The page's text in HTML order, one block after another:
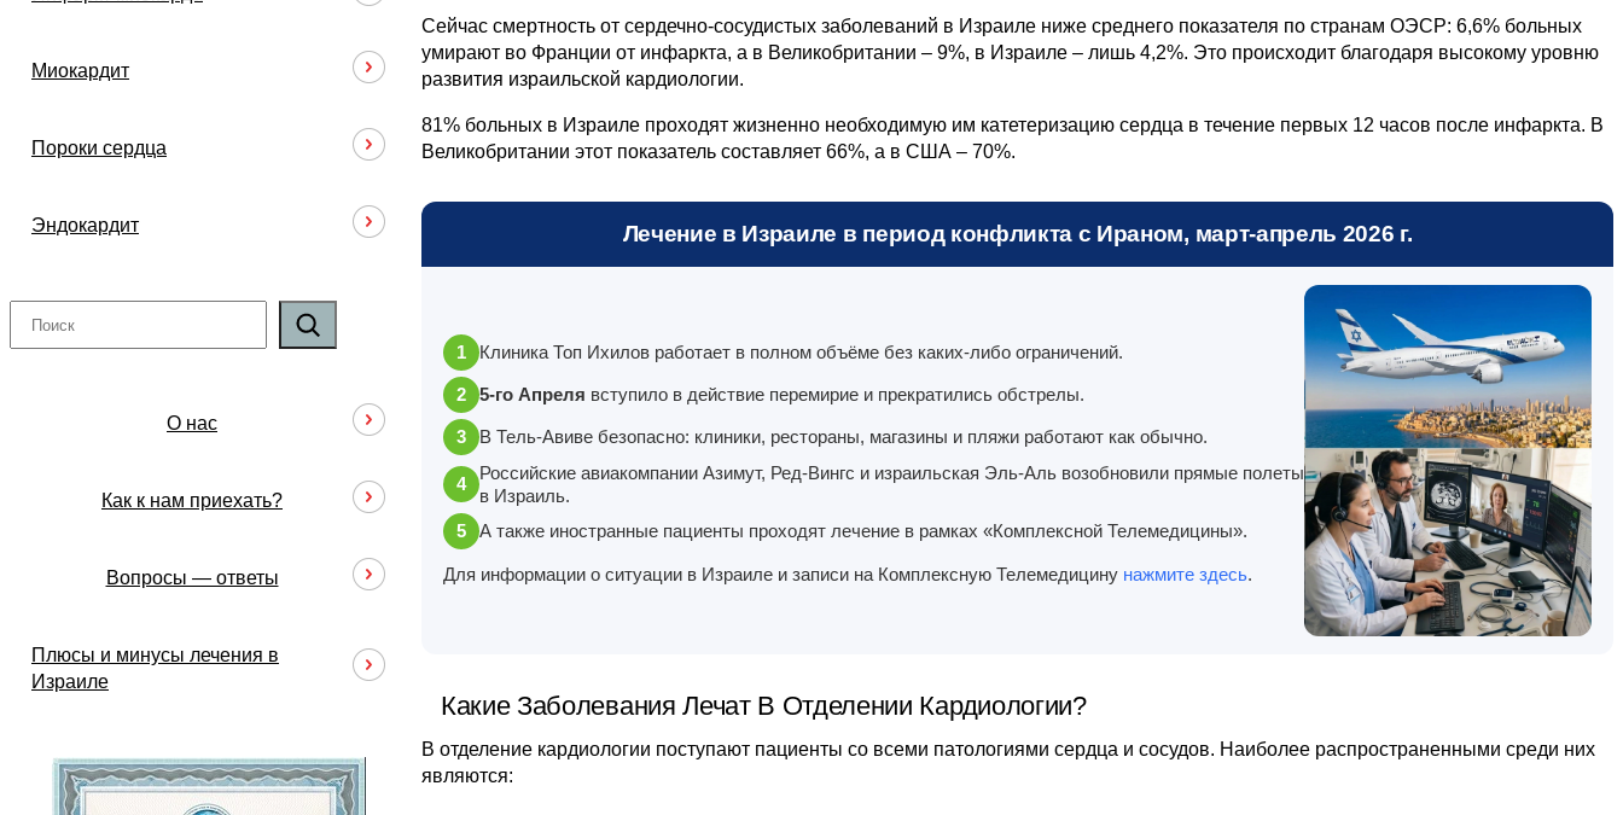
Миокардит
Пороки сердца
Эндокардит
О нас
Как к нам приехать?
Вопросы — ответы
Плюсы и минусы лечения в
Израиле
Сейчас смертность от сердечно-сосудистых заболеваний в Израиле ниже среднего показателя по странам ОЭСР: 6,6% больных
умирают во Франции от инфаркта, а в Великобритании – 9%, в Израиле – лишь 4,2%. Это происходит благодаря высокому уровню
развития израильской кардиологии.
81% больных в Израиле проходят жизненно необходимую им катетеризацию сердца в течение первых 12 часов после инфаркта. В
Великобритании этот показатель составляет 66%, а в США – 70%.
Лечение в Израиле в период конфликта с Ираном, март-апрель 2026 г.
Клиника Топ Ихилов работает в полном объёме без каких-либо ограничений.
5-го Апреля вступило в действие перемирие и прекратились обстрелы.
В Тель-Авиве безопасно: клиники, рестораны, магазины и пляжи работают как обычно.
Российские авиакомпании Азимут, Ред-Вингс и израильская Эль-Аль возобновили прямые полеты
в Израиль.
А также иностранные пациенты проходят лечение в рамках «Комплексной Телемедицины».
Для информации о ситуации в Израиле и записи на Комплексную Телемедицину нажмите здесь.
Какие Заболевания Лечат В Отделении Кардиологии?
В отделение кардиологии поступают пациенты со всеми патологиями сердца и сосудов. Наиболее распространенными среди них
являются: